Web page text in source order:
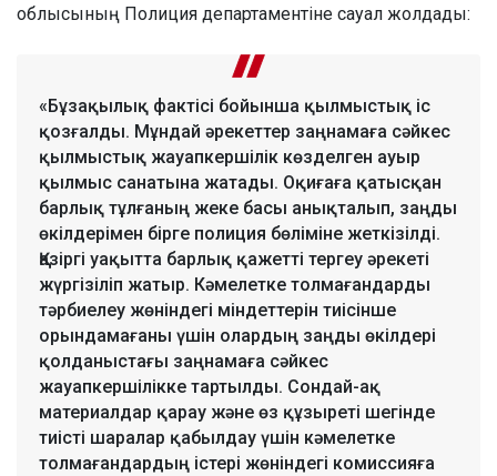
облысының Полиция департаментіне сауал жолдады:
«Бұзақылық фактісі бойынша қылмыстық іс
қозғалды. Мұндай әрекеттер заңнамаға сәйкес
қылмыстық жауапкершілік көзделген ауыр
қылмыс санатына жатады. Оқиғаға қатысқан
барлық тұлғаның жеке басы анықталып, заңды
өкілдерімен бірге полиция бөліміне жеткізілді.
Қазіргі уақытта барлық қажетті тергеу әрекеті
жүргізіліп жатыр. Кәмелетке толмағандарды
тәрбиелеу жөніндегі міндеттерін тиісінше
орындамағаны үшін олардың заңды өкілдері
қолданыстағы заңнамаға сәйкес
жауапкершілікке тартылды. Сондай-ақ
материалдар қарау және өз құзыреті шегінде
тиісті шаралар қабылдау үшін кәмелетке
толмағандардың істері жөніндегі комиссияға